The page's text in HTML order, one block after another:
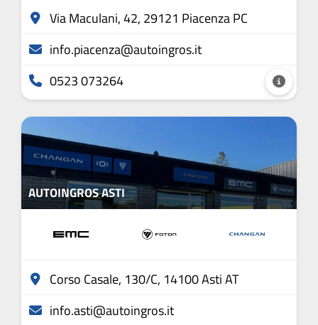
Via Maculani, 42, 29121 Piacenza PC
info.piacenza@autoingros.it
0523 073264
AUTOINGROS ASTI
Corso Casale, 130/C, 14100 Asti AT
info.asti@autoingros.it